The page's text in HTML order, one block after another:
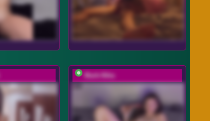
Mark-Nika